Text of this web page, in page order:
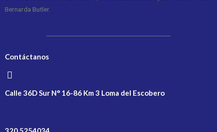
Bernarda Butler.
Contáctanos
Calle 36D Sur N° 16-86 Km 3 Loma del Escobero